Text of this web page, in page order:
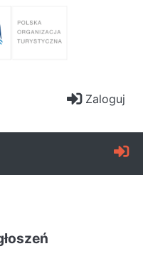
Zaloguj